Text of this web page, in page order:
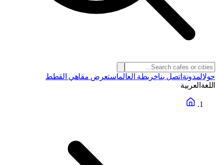
حولالمدونة اتصل بناخريطة العالماستعرض مقاهي القطط
اللغة العربية